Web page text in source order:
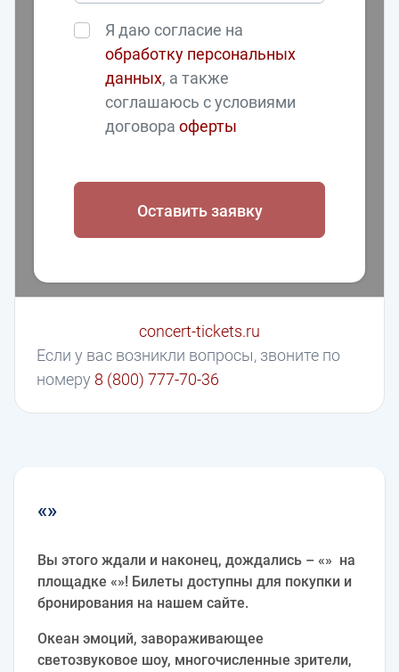
Я даю согласие на
обработку персональных
данных, а также
соглашаюсь с условиями
договораоферты
Оставить заявку
Если у вас возникли вопросы, звоните по
номеру 8 (800) 777-70-36
concert-tickets.ru
«»
Вы этого ждали и наконец, дождались – «» на
площадке «»! Билеты доступны для покупки и
бронирования на нашем сайте.
Океан эмоций, завораживающее
светозвуковое шоу, многочисленные зрители,